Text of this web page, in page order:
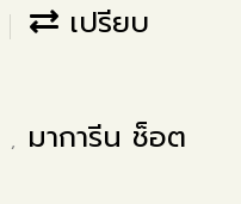
เปรียบ
,
มาการีน ช็อต